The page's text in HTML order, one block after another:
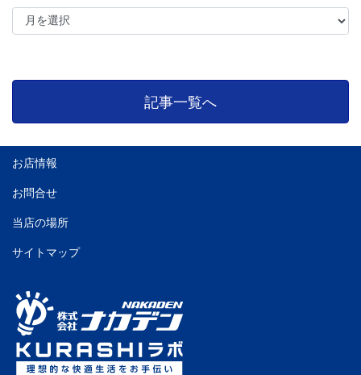
記事一覧へ
お店情報
お問合せ
当店の場所
サイトマップ